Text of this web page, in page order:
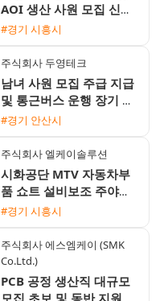
AOI 생산 사원 모집 신입
지원 가능 경력자 우대 통
#경기 시흥시
주식회사 두영테크
남녀 사원 모집 주급 지급
및 통근버스 운행 장기 근
무자 환영
#경기 안산시
주식회사 엘케이솔루션
시화공단 MTV 자동차부
품 쇼트 설비보조 주야교
대 남성 사원 모집 (일급
#경기 시흥시
주식회사 에스엠케이 (SMK
Co.Ltd.)
PCB 공정 생산직 대규모
모집 초보 및 동반 지원